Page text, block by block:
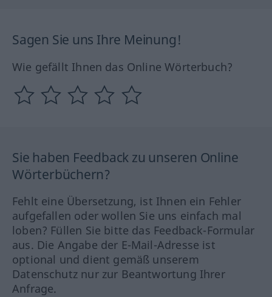
Sagen Sie uns Ihre Meinung!
Wie gefällt Ihnen das Online Wörterbuch?
Sie haben Feedback zu unseren Online
Wörterbüchern?
Fehlt eine Übersetzung, ist Ihnen ein Fehler
aufgefallen oder wollen Sie uns einfach mal
loben? Füllen Sie bitte das Feedback-Formular
aus. Die Angabe der E-Mail-Adresse ist
optional und dient gemäß unserem
Datenschutz nur zur Beantwortung Ihrer
Anfrage.